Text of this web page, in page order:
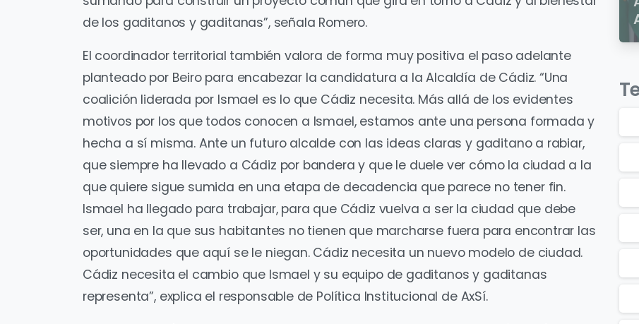
de los gaditanos y gaditanas”, señala Romero.
El coordinador territorial también valora de forma muy positiva el paso adelante
planteado por Beiro para encabezar la candidatura a la Alcaldía de Cádiz. “Una
coalición liderada por Ismael es lo que Cádiz necesita. Más allá de los evidentes
motivos por los que todos conocen a Ismael, estamos ante una persona formada y
hecha a sí misma. Ante un futuro alcalde con las ideas claras y gaditano a rabiar,
que siempre ha llevado a Cádiz por bandera y que le duele ver cómo la ciudad a la
que quiere sigue sumida en una etapa de decadencia que parece no tener fin.
Ismael ha llegado para trabajar, para que Cádiz vuelva a ser la ciudad que debe
ser, una en la que sus habitantes no tienen que marcharse fuera para encontrar las
oportunidades que aquí se le niegan. Cádiz necesita un nuevo modelo de ciudad.
Cádiz necesita el cambio que Ismael y su equipo de gaditanos y gaditanas
representa”, explica el responsable de Política Institucional de AxSí.